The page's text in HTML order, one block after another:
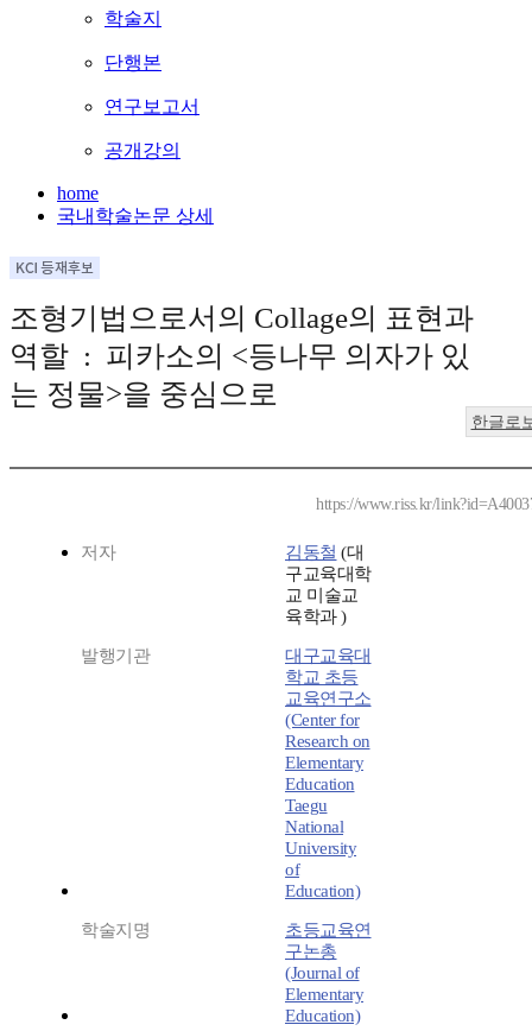
학술지
단행본
연구보고서
공개강의
home
국내학술논문 상세
조형기법으로서의 Collage의 표현과
역할 : 피카소의 <등나무 의자가 있
는 정물>을 중심으로
한글로
https://www.riss.kr/
저자 김동철 (대
구교육대학
교 미술교
육학과 )
발행기관
대구교육대
학교 초등
교육연구소
(Center for
Research on
Elementary
Education
Taegu
National
University
of
Education)
학술지명
초등교육연
구논총
(Journal of
Elementary
Education)